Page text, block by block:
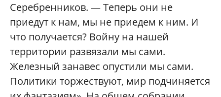
Серебренников. — Теперь они не
приедут к нам, мы не приедем к ним. И
что получается? Войну на нашей
территории развязали мы сами.
Железный занавес опустили мы сами.
Политики торжествуют, мир подчиняется